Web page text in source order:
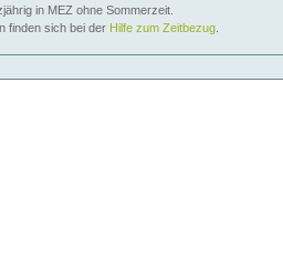
in MEZ ohne Sommerzeit.
finden sich bei der Hilfe zum Zeitbezug